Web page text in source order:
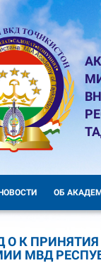
ОБ
О К
МВД